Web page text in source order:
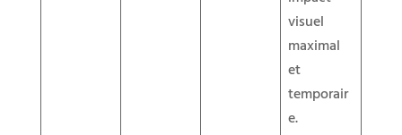
visuel
maximal
et
temporair
e.